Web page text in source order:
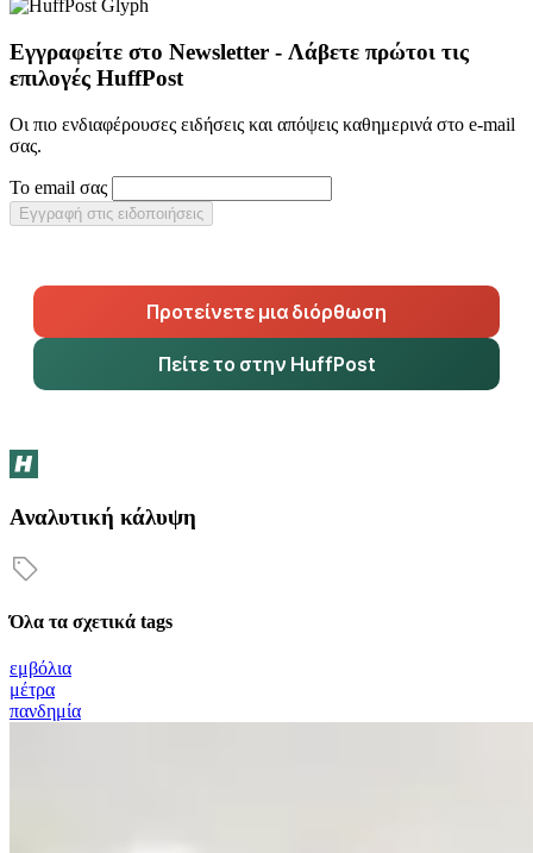
Εγγραφείτε στο Newsletter - Λάβετε πρώτοι τις
επιλογές HuffPost
Οι πιο ενδιαφέρουσες ειδήσεις και απόψεις καθημερινά στο e-mail
σας.
Το email σας
Εγγραφή στις ειδοποιήσεις
Προτείνετε μια διόρθωση
Πείτε το στην HuffPost
Αναλυτική κάλυψη
Όλα τα σχετικά tags
εμβόλια
μέτρα
πανδημία